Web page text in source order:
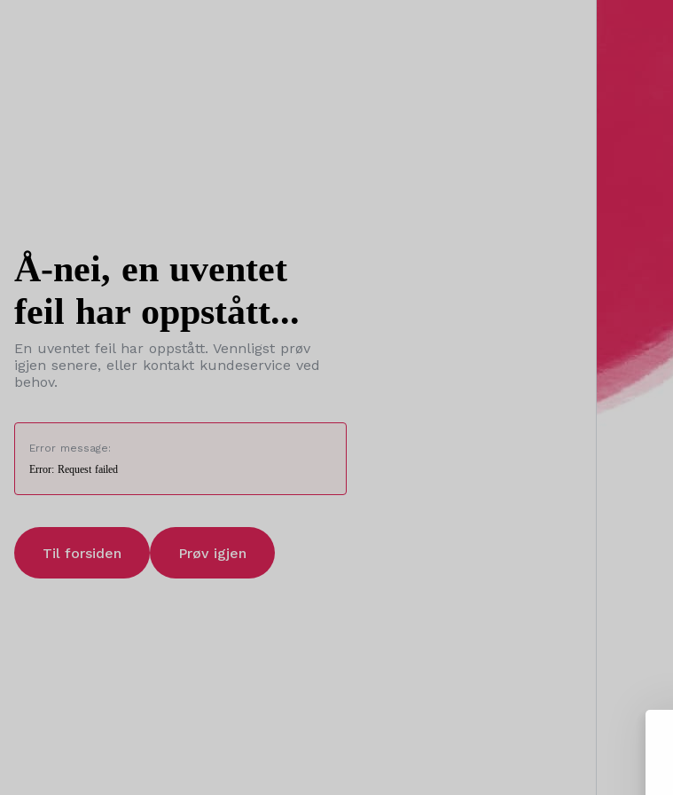
Å-nei, en uventet
feil har oppstått...
En uventet feil har oppstått. Vennligst prøv
igjen senere, eller kontakt kundeservice ved
behov.
Error message:
Error: Request failed
Til forsiden Prøv igjen